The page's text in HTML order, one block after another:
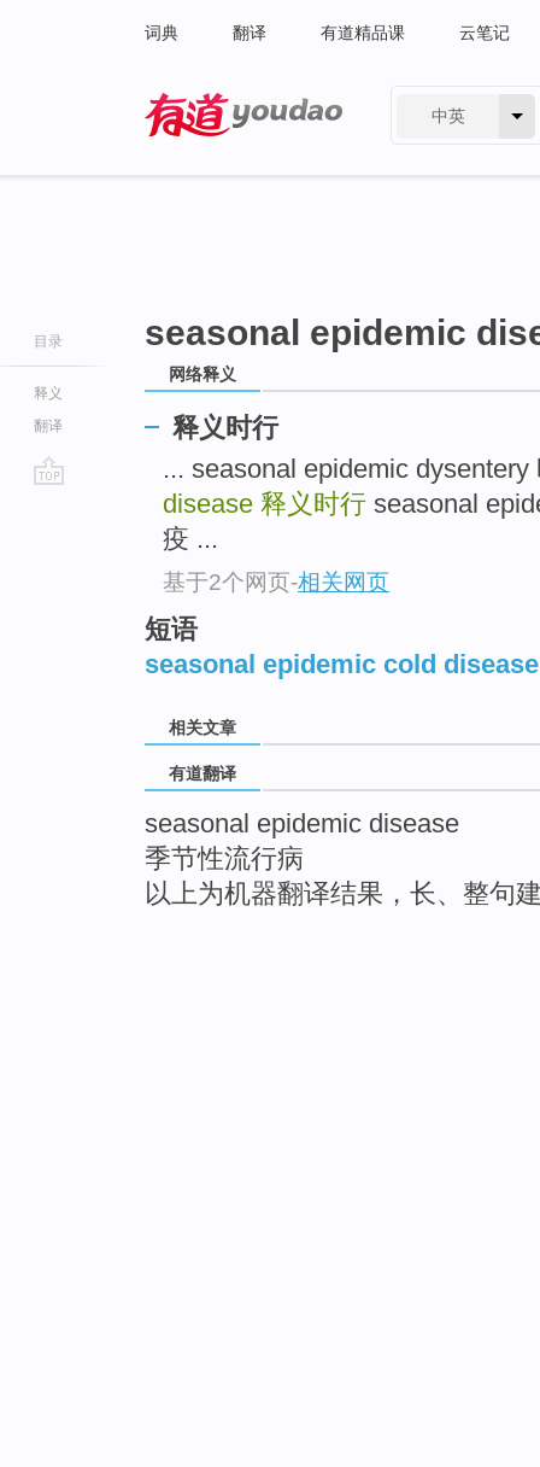
词典 翻译 有道精品课 云笔记
中英
目录
释义
翻译
seasonal epidemic
网络释义
释义时行
... seasonal epidemic
disease 释义时行 seasonal
疫 ...
基于2个网页-相关网页
短语
seasonal epidemic cold disease
相关文章
有道翻译
seasonal epidemic disease
季节性流行病
以上为机器翻译结果，长、整句